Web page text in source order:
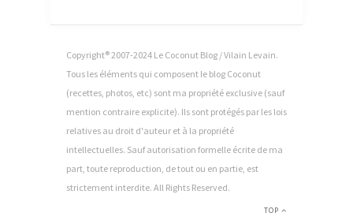
Copyright® 2007-2024 Le Coconut Blog / Vilain Levain.
Tous les éléments qui composent le blog Coconut
(recettes, photos, etc) sont ma propriété exclusive (sauf
mention contraire explicite). Ils sont protégés par les lois
relatives au droit d'auteur et à la propriété
intellectuelles. Sauf autorisation formelle écrite de ma
part, toute reproduction, de tout ou en partie, est
strictement interdite. All Rights Reserved.
TOP